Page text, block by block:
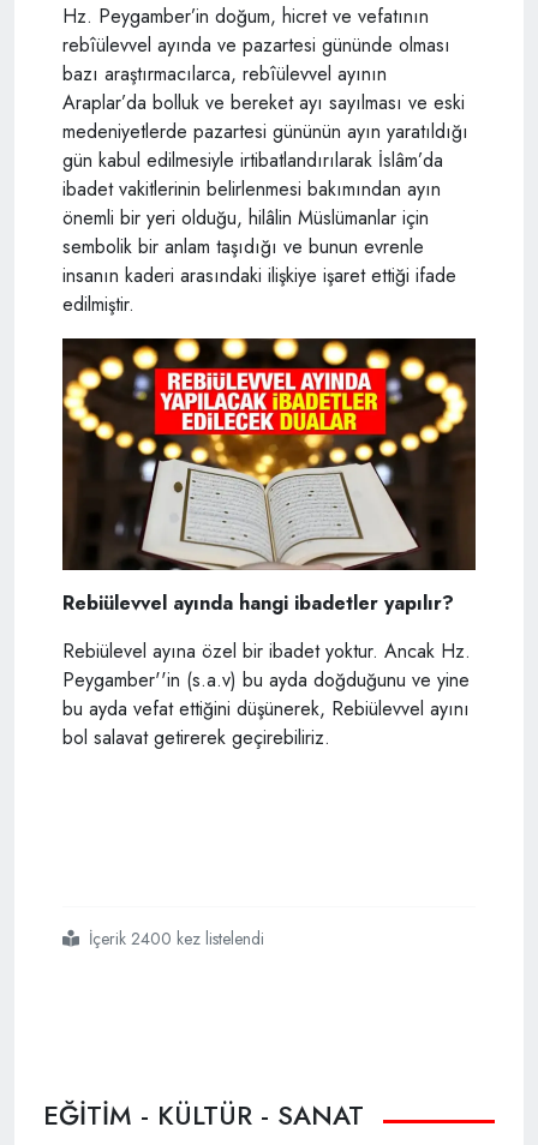
Hz. Peygamber’in doğum, hicret ve vefatının
rebîülevvel ayında ve pazartesi gününde olması
bazı araştırmacılarca, rebîülevvel ayının
Araplar’da bolluk ve bereket ayı sayılması ve eski
medeniyetlerde pazartesi gününün ayın yaratıldığı
gün kabul edilmesiyle irtibatlandırılarak İslâm’da
ibadet vakitlerinin belirlenmesi bakımından ayın
önemli bir yeri olduğu, hilâlin Müslümanlar için
sembolik bir anlam taşıdığı ve bunun evrenle
insanın kaderi arasındaki ilişkiye işaret ettiği ifade
edilmiştir.
Rebiülevvel ayında hangi ibadetler yapılır?
Rebiülevel ayına özel bir ibadet yoktur. Ancak Hz.
Peygamber''in (s.a.v) bu ayda doğduğunu ve yine
bu ayda vefat ettiğini düşünerek, Rebiülevvel ayını
bol salavat getirerek geçirebiliriz.
#en
#sevgilinin
#s a v
#doğduğu
#ay
#rebiülevvel
İçerik 2400 kez listelendi
EĞİTİM - KÜLTÜR - SANAT